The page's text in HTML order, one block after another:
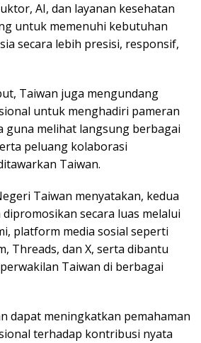
AI, dan layanan kesehatan
untuk memenuhi kebutuhan
secara lebih presisi, responsif,
Taiwan juga mengundang
untuk menghadiri pameran
guna melihat langsung berbagai
peluang kolaborasi
Taiwan.
Taiwan menyatakan, kedua
secara luas melalui
platform media sosial seperti
Threads, dan X, serta dibantu
Taiwan di berbagai
dapat meningkatkan pemahaman
terhadap kontribusi nyata